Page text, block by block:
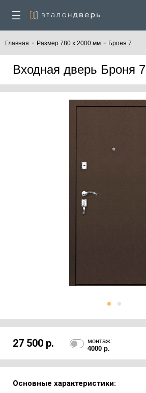
Главная - Размер 780 x 2000 мм - Броня 7
Входная дверь Броня 7
27 500 р.
монтаж:
4000 р.
Основные характеристики: